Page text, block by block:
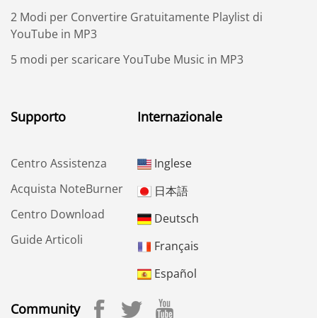
2 Modi per Convertire Gratuitamente Playlist di
YouTube in MP3
5 modi per scaricare YouTube Music in MP3
Supporto
Centro Assistenza
Acquista NoteBurner
Centro Download
Guide Articoli
Internazionale
Inglese
日本語
Deutsch
Français
Español
Community